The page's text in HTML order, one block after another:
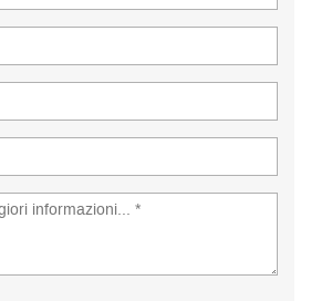
dell'esperienza utente